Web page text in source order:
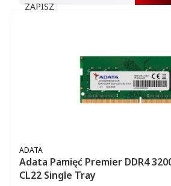
ZAPISZ
Adata Pamięć Premier DDR4
CL22 Single Tray
PRODUCENT
ADATA